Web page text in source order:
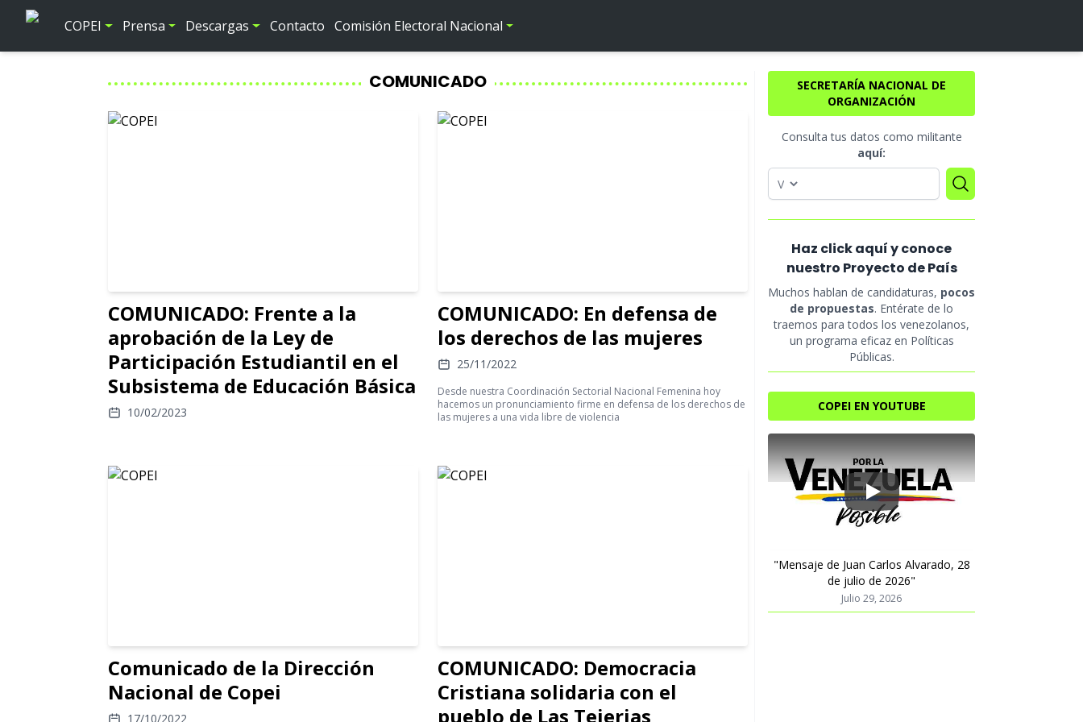
COPEI Prensa Descargas Contacto Comisión Electoral Nacional
COMUNICADO
COMUNICADO: Frente a la
aprobación de la Ley de
Participación Estudiantil en el
Subsistema de Educación Básica
10/02/2023
COMUNICADO: En defensa de
los derechos de las mujeres
25/11/2022
Desde nuestra Coordinación Sectorial Nacional Femenina hoy
hacemos un pronunciamiento firme en defensa de los derechos de
las mujeres a una vida libre de violencia
Comunicado de la Dirección
Nacional de Copei
17/10/2022
COMUNICADO: Democracia
Cristiana solidaria con el
pueblo de Las Tejerias
SECRETARÍA NACIONAL DE
ORGANIZACIÓN
Consulta tus datos como militante
aquí:
Haz click aquí y conoce
nuestro Proyecto de País
Muchos hablan de candidaturas, pocos
de propuestas. Entérate de lo
traemos para todos los venezolanos,
un programa eficaz en Políticas
Públicas.
COPEI EN YOUTUBE
Play
"Mensaje de Juan Carlos Alvarado, 28
de julio de 2026"
Julio 29, 2026